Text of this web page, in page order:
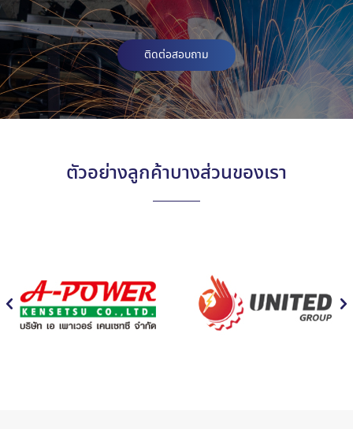
ติดต่อสอบถาม
ตัวอย่างลูกค้าบางส่วนของเรา